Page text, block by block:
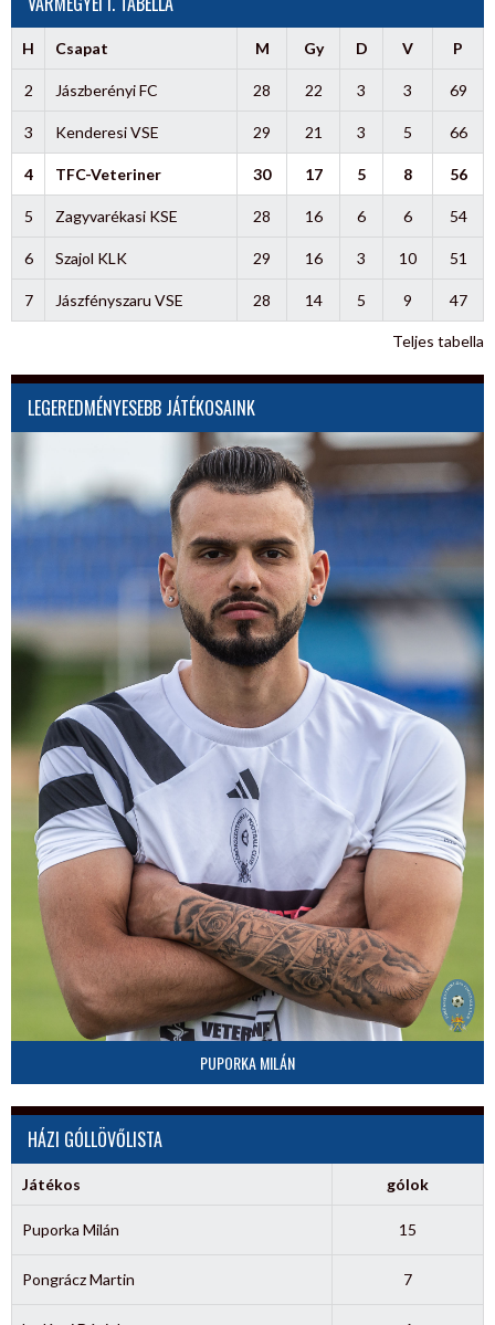
H Csapat M Gy D V P
2 Jászberényi FC 28 22 3 3 69
3 Kenderesi VSE 29 21 3 5 66
4 TFC-Veteriner 30 17 5 8 56
5 Zagyvarékasi KSE 28 16 6 6 54
6 Szajol KLK 29 16 3 10 51
7 Jászfényszaru VSE 28 14 5 9 47
Teljes tabella
LEGEREDMÉNYESEBB JÁTÉKOSAINK
PUPORKA MILÁN
HÁZI GÓLLÖVŐLISTA
Játékos gólok
Puporka Milán 15
Pongrácz Martin 7